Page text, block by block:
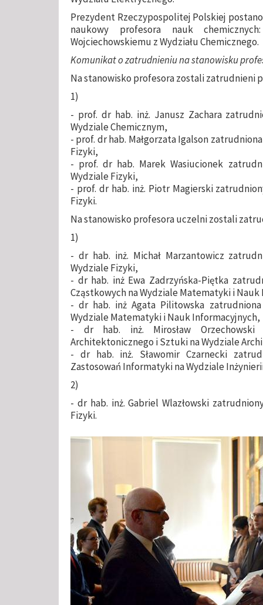
Prezydent Rzeczypospolitej Polskiej
naukowy profesora nauk
Wojciechowskiemu z Wydziału Chemicznego.
Komunikat o zatrudnieniu na stanowisku
Na stanowisko profesora zostali zatrudnieni
1)
- prof. dr hab. inż. Janusz Zachara
Wydziale Chemicznym,
- prof. dr hab. Małgorzata Igalson
Fizyki,
- prof. dr hab. Marek Wasiucionek
Wydziale Fizyki,
- prof. dr hab. inż. Piotr Magierski
Fizyki.
Na stanowisko profesora uczelni zostali
1)
- dr hab. inż. Michał Marzantowicz
Wydziale Fizyki,
- dr hab. inż Ewa Zadrzyńska-Piętka
Cząstkowych na Wydziale Matematyki i
- dr hab. inż Agata Pilitowska
Wydziale Matematyki i Nauk Informacyjnych,
- dr hab. inż. Mirosław Orzechowski
Architektonicznego i Sztuki na Wydziale
- dr hab. inż. Sławomir Czarnecki
Zastosowań Informatyki na Wydziale
2)
- dr hab. inż. Gabriel Wlazłowski
Fizyki.